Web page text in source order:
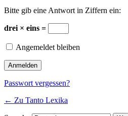
Bitte gib eine Antwort in Ziffern ein:
drei × eins =
Angemeldet bleiben
Passwort vergessen?
← Zu Tanto Lexika